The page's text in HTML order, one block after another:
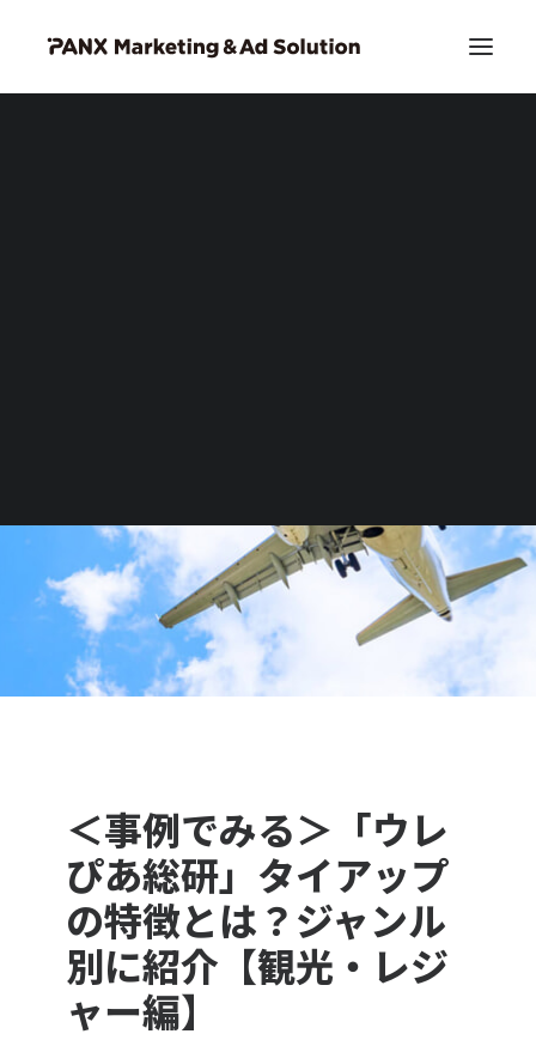
＜事例でみる＞「ウレ
ぴあ総研」タイアップ
の特徴とは？ジャンル
別に紹介【観光・レジ
ャー編】